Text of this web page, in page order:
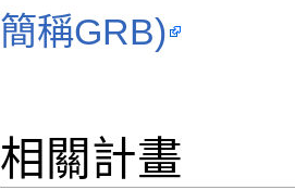
簡稱GRB)
相關計畫